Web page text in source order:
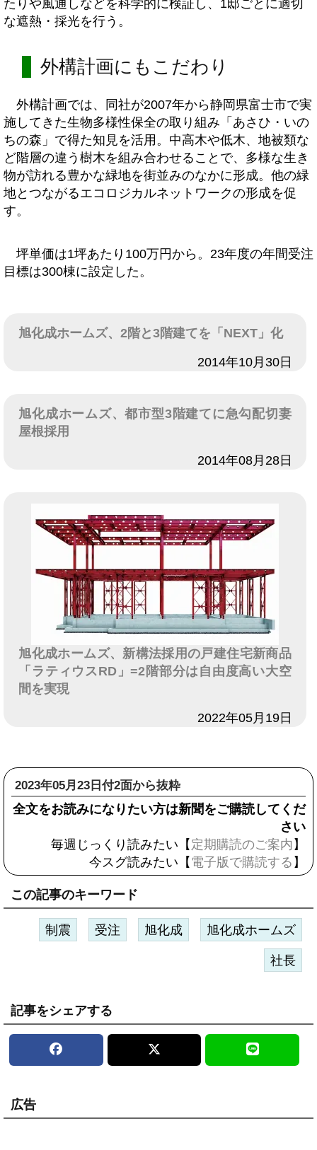
たりや風通しなどを科学的に検証し、1邸ごとに適切
な遮熱・採光を行う。
外構計画にもこだわり
外構計画では、同社が2007年から静岡県富士市で実
施してきた生物多様性保全の取り組み「あさひ・いの
ちの森」で得た知見を活用。中高木や低木、地被類な
ど階層の違う樹木を組み合わせることで、多様な生き
物が訪れる豊かな緑地を街並みのなかに形成。他の緑
地とつながるエコロジカルネットワークの形成を促
す。
坪単価は1坪あたり100万円から。23年度の年間受注
目標は300棟に設定した。
旭化成ホームズ、2階と3階建てを「NEXT」化
2014年10月30日
旭化成ホームズ、都市型3階建てに急勾配切妻
屋根採用
2014年08月28日
旭化成ホームズ、新構法採用の戸建住宅新商品
「ラティウスRD」=2階部分は自由度高い大空
間を実現
2022年05月19日
2023年05月23日付2面から抜粋
全文をお読みになりたい方は新聞をご購読してくだ
さい
毎週じっくり読みたい【 定期購読のご案内 】
今スグ読みたい【 電子版で購読する 】
この記事のキーワード
制震 受注 旭化成 旭化成ホームズ
社長
記事をシェアする
広告